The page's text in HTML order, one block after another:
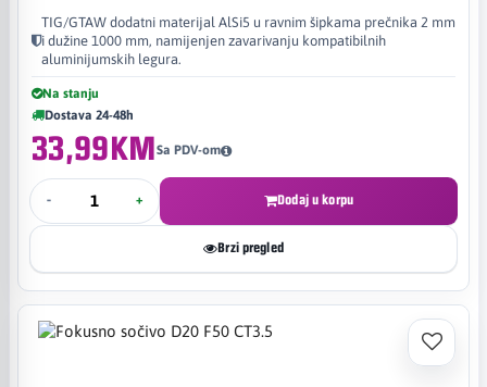
TIG/GTAW dodatni materijal AlSi5 u ravnim šipkama prečnika 2 mm
i dužine 1000 mm, namijenjen zavarivanju kompatibilnih
aluminijumskih legura.
Na stanju
Dostava 24-48h
33,99KMSa PDV-om
- + Dodaj u korpu
Brzi pregled